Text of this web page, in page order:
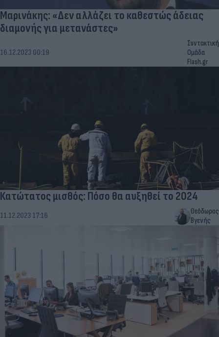
Μαρινάκης: «Δεν αλλάζει το καθεστώς άδειας
διαμονής για μετανάστες»
16.12.2023 00:19
Συντακτική
Ομάδα
Flash.gr
Κατώτατος μισθός: Πόσο θα αυξηθεί το 2024
11.12.2023 17:16
Θεόδωρος
Βγενής